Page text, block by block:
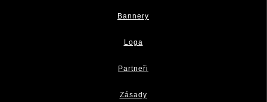
Bannery
Loga
Partneři
Zásady